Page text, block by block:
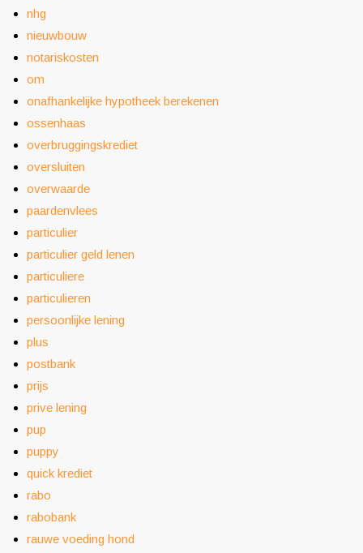
nhg
nieuwbouw
notariskosten
om
onafhankelijke hypotheek berekenen
ossenhaas
overbruggingskrediet
oversluiten
overwaarde
paardenvlees
particulier
particulier geld lenen
particuliere
particulieren
persoonlijke lening
plus
postbank
prijs
prive lening
pup
puppy
quick krediet
rabo
rabobank
rauwe voeding hond